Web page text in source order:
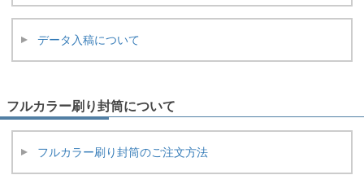
データ入稿について
フルカラー刷り封筒について
フルカラー刷り封筒のご注文方法